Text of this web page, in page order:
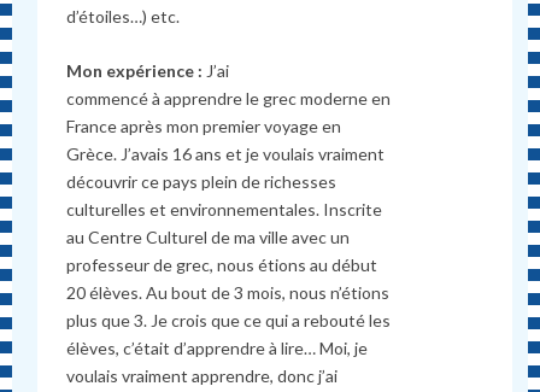
d’étoiles…) etc.
Mon expérience : J’ai
commencé à apprendre le grec moderne en
France après mon premier voyage en
Grèce. J’avais 16 ans et je voulais vraiment
découvrir ce pays plein de richesses
culturelles et environnementales. Inscrite
au Centre Culturel de ma ville avec un
professeur de grec, nous étions au début
20 élèves. Au bout de 3 mois, nous n’étions
plus que 3. Je crois que ce qui a rebouté les
élèves, c’était d’apprendre à lire… Moi, je
voulais vraiment apprendre, donc j’ai